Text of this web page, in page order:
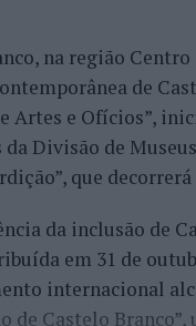
Gonzalo
de final,
em três sets.
Román
Ferreira Silva
na região
de
Artes e Ofícios”,
da Divisão de
que
da inclusão de
em 31 de
internacional
de Castelo